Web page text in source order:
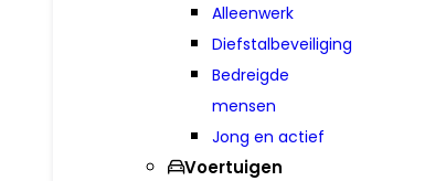
Alleenwerk
Diefstalbeveiliging
Bedreigde
mensen
Jong en actief
Voertuigen